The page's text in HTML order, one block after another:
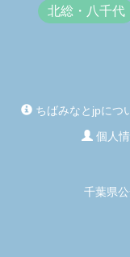
北総・八千代
ちばみなとjpにつ
個人
千葉県